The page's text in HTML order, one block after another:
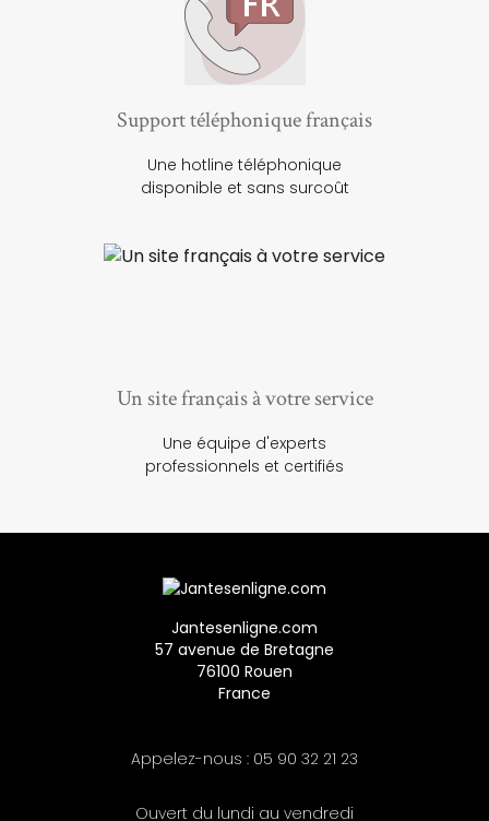
Support téléphonique français
Une hotline téléphonique
disponible et sans surcoût
Un site français à votre service
Une équipe d'experts
professionnels et certifiés
Jantesenligne.com
57 avenue de Bretagne
76100 Rouen
France
Appelez-nous : 05 90 32 21 23
Ouvert du lundi au vendredi